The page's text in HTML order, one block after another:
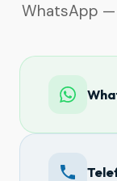
WhatsApp —